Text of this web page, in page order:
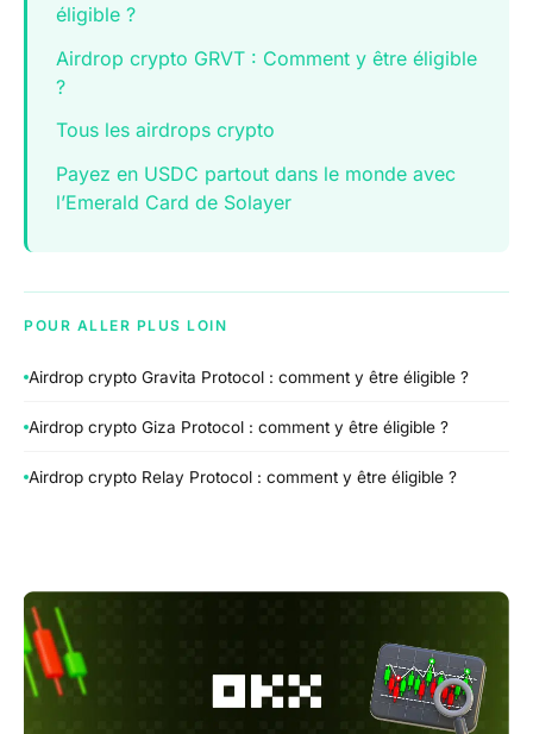
éligible ?
Airdrop crypto GRVT : Comment y être éligible
?
Tous les airdrops crypto
Payez en USDC partout dans le monde avec
l’Emerald Card de Solayer
POUR ALLER PLUS LOIN
Airdrop crypto Gravita Protocol : comment y être éligible ?
Airdrop crypto Giza Protocol : comment y être éligible ?
Airdrop crypto Relay Protocol : comment y être éligible ?